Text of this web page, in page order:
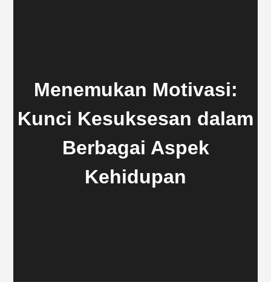
Menemukan Motivasi:
Kunci Kesuksesan dalam
Berbagai Aspek
Kehidupan